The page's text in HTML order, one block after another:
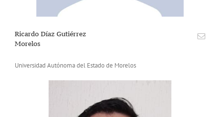
Ricardo Díaz Gutiérrez
Morelos
Universidad Autónoma del Estado de Morelos